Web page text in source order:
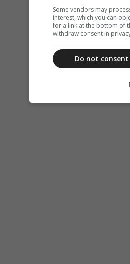
Some vendors may
interest, which you can
for a link at the bottom of
withdraw consent in
Do not consent